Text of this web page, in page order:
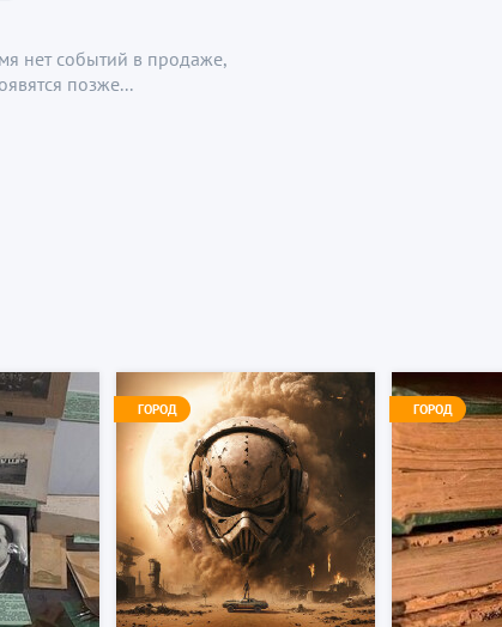
нет событий в продаже,
позже...
ГОРОД ГОРОД